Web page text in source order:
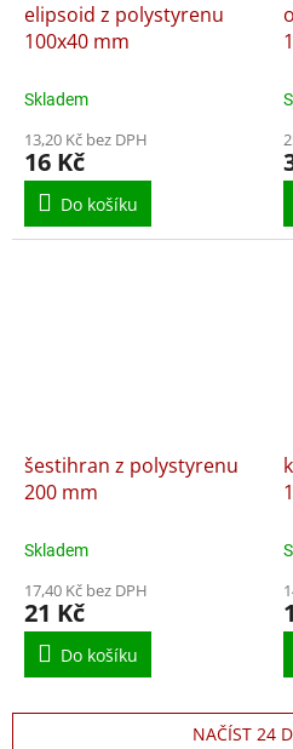
elipsoid z polystyrenu
100x40 mm
Skladem
13,20 Kč bez DPH
16 Kč
Do košíku
šestihran z polystyrenu
200 mm
Skladem
17,40 Kč bez DPH
21 Kč
Do košíku
NAČÍST 24